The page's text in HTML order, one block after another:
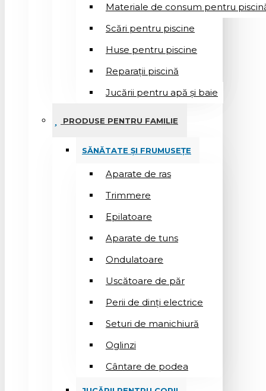
Materiale de consum pentru
Scări pentru piscine
Huse pentru piscine
Reparații piscină
Jucării pentru apă și baie
PRODUSE PENTRU FAMILIE
SĂNĂTATE ȘI FRUMUSEȚE
Aparate de ras
Trimmere
Epilatoare
Aparate de tuns
Ondulatoare
Uscătoare de păr
Perii de dinți electrice
Seturi de manichiură
Oglinzi
Cântare de podea